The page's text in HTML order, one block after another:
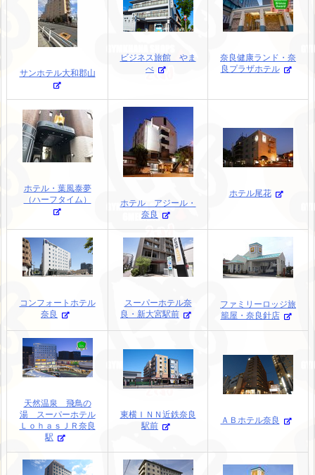
サンホテル大和郡山
ビジネス旅館 やま
べ
奈良健康ランド・奈
良プラザホテル
ホテル・葉風泰夢
（ハーフタイム）
ホテル アジール・
奈良
ホテル尾花
コンフォートホテル
奈良
スーパーホテル奈
良・新大宮駅前
ファミリーロッジ旅
籠屋・奈良針店
天然温泉 飛鳥の
湯 スーパーホテル
ＬｏｈａｓＪＲ奈良
駅
東横ＩＮＮ近鉄奈良
駅前
ＡＢホテル奈良